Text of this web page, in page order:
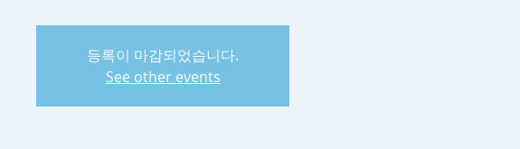
등록이 마감되었습니다.
See other events